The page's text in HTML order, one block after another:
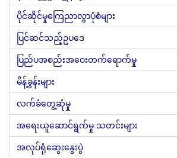
ပိုင်ဆိုင်မှုကြေညာလွှာပုံစံများ
ပြင်ဆင်သည့်ဥပဒေ
ပြည်ပအစည်းအဝေးတက်ရောက်မှု
မိန့်ခွန်းများ
လက်ခံတွေ့ဆုံမှု
အရေးယူဆောင်ရွက်မှု သတင်းများ
အလုပ်ရုံဆွေးနွေးပွဲ